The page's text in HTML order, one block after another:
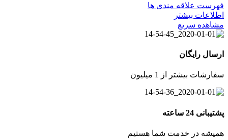
فهرست علاقه مندی ها
اطلاعات بیشتر
مشاهده سریع
ارسال رایگان
سفارشات بیشتر از 1 میلیون
پشتیبانی 24 ساعته
همیشه در خدمت شما هستیم